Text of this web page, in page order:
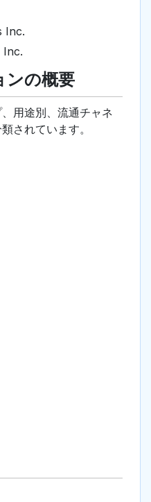
Inc.
Inc.
ンの概要
用途別、流通チャネ
されています。